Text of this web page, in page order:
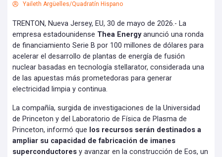
Yaileth Argüelles/Quadratín Hispano
TRENTON, Nueva Jersey, EU, 30 de mayo de 2026.- La
empresa estadounidense Thea Energyanunció una ronda
de financiamiento Serie B por 100 millones de dólares para
acelerar el desarrollo de plantas de energía de fusión
nuclear basadas en tecnología stellarator, considerada una
de las apuestas más prometedoras para generar
electricidad limpia y continua.
La compañía, surgida de investigaciones de la Universidad
de Princeton y del Laboratorio de Física de Plasma de
Princeton, informó que los recursos serán destinados a
ampliar su capacidad de fabricación de imanes
superconductores y avanzar en la construcción de Eos, un